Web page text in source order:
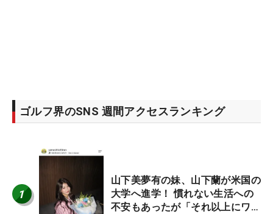
ゴルフ界のSNS 週間アクセスランキング
1
山下美夢有の妹、山下蘭が米国の
大学へ進学！ 慣れない生活への
不安もあったが「それ以上にワク